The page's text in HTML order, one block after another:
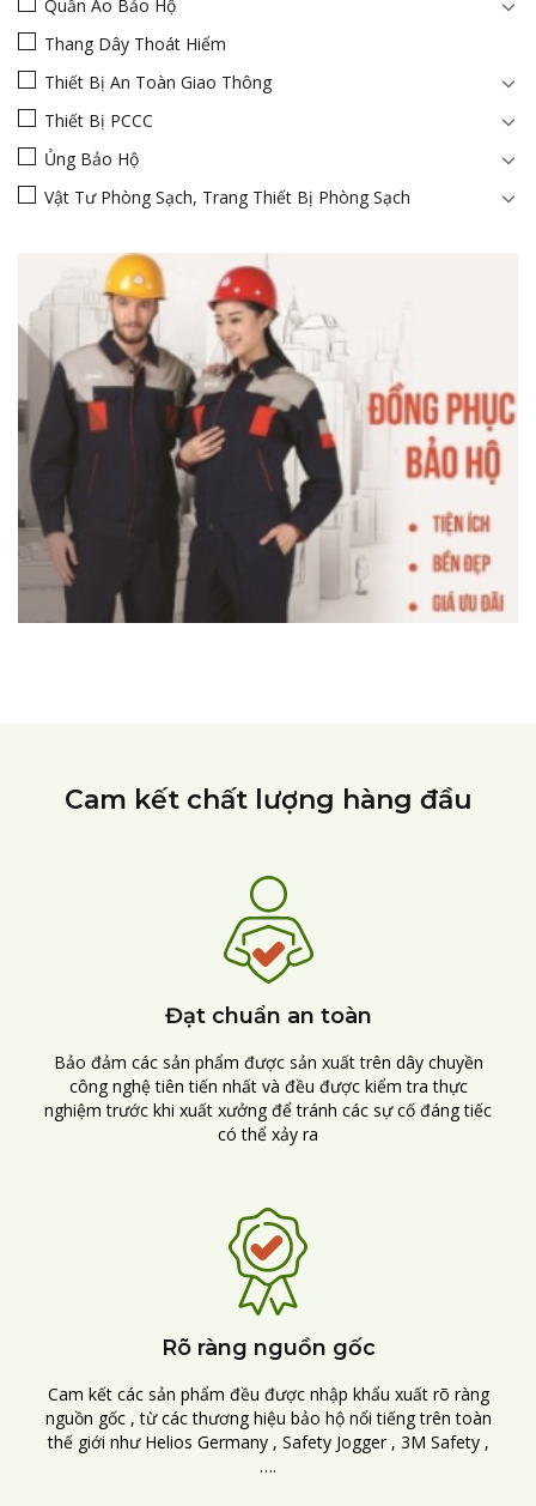
Quần Áo Bảo Hộ
Thang Dây Thoát Hiểm
Thiết Bị An Toàn Giao Thông
Thiết Bị PCCC
Ủng Bảo Hộ
Vật Tư Phòng Sạch, Trang Thiết Bị Phòng Sạch
Cam kết chất lượng hàng đầu
Đạt chuẩn an toàn
Bảo đảm các sản phẩm được sản xuất trên dây chuyền
công nghệ tiên tiến nhất và đều được kiểm tra thực
nghiệm trước khi xuất xưởng để tránh các sự cố đáng tiếc
có thể xảy ra
Rõ ràng nguồn gốc
Cam kết các sản phẩm đều được nhập khẩu xuất rõ ràng
nguồn gốc , từ các thương hiệu bảo hộ nổi tiếng trên toàn
thế giới như Helios Germany , Safety Jogger , 3M Safety ,
….